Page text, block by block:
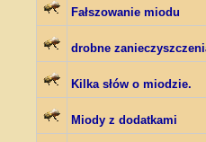
Fałszowanie miodu
drobne
Kilka słów o miodzie.
Miody z dodatkami